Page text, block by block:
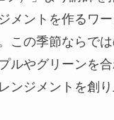
メントを作るワ
この季節ならで
ルやグリーンを
ンジメントを創り